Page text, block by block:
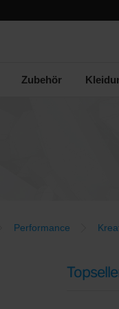
Zubehör
Performance